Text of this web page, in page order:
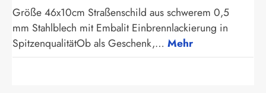
Größe 46x10cm Straßenschild aus schwerem 0,5
mm Stahlblech mit Embalit Einbrennlackierung in
SpitzenqualitätOb als Geschenk,… Mehr